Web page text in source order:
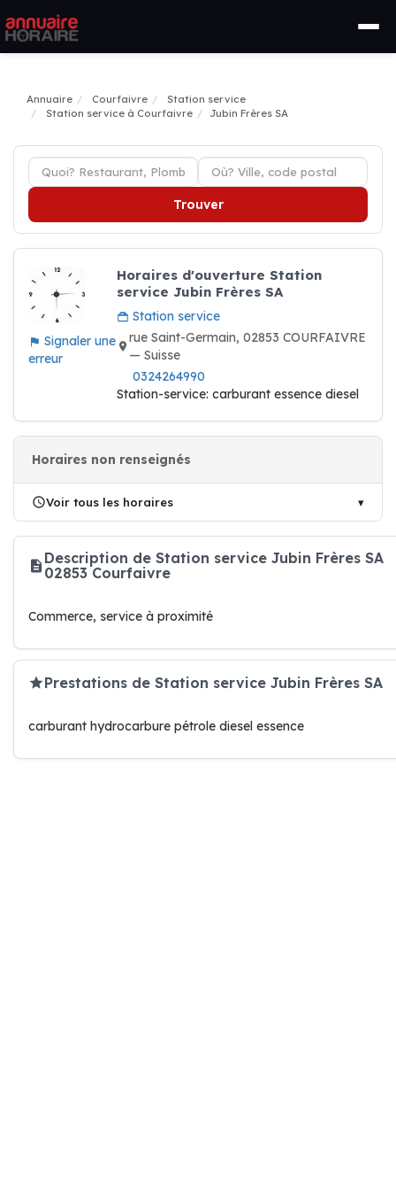
Annuaire Courfaivre
Station service
Station service à Courfaivre
Jubin Frères SA
Trouver
Signaler une
erreur
Horaires d'ouverture Station
service Jubin Frères SA
Station service
rue Saint-Germain, 02853 COURFAIVRE
— Suisse
0324264990
Station-service: carburant essence diesel
Horaires non renseignés
Voir tous les horaires
Description de Station service Jubin Frères SA
02853 Courfaivre
Commerce, service à proximité
Prestations de Station service Jubin Frères SA
carburant hydrocarbure pétrole diesel essence